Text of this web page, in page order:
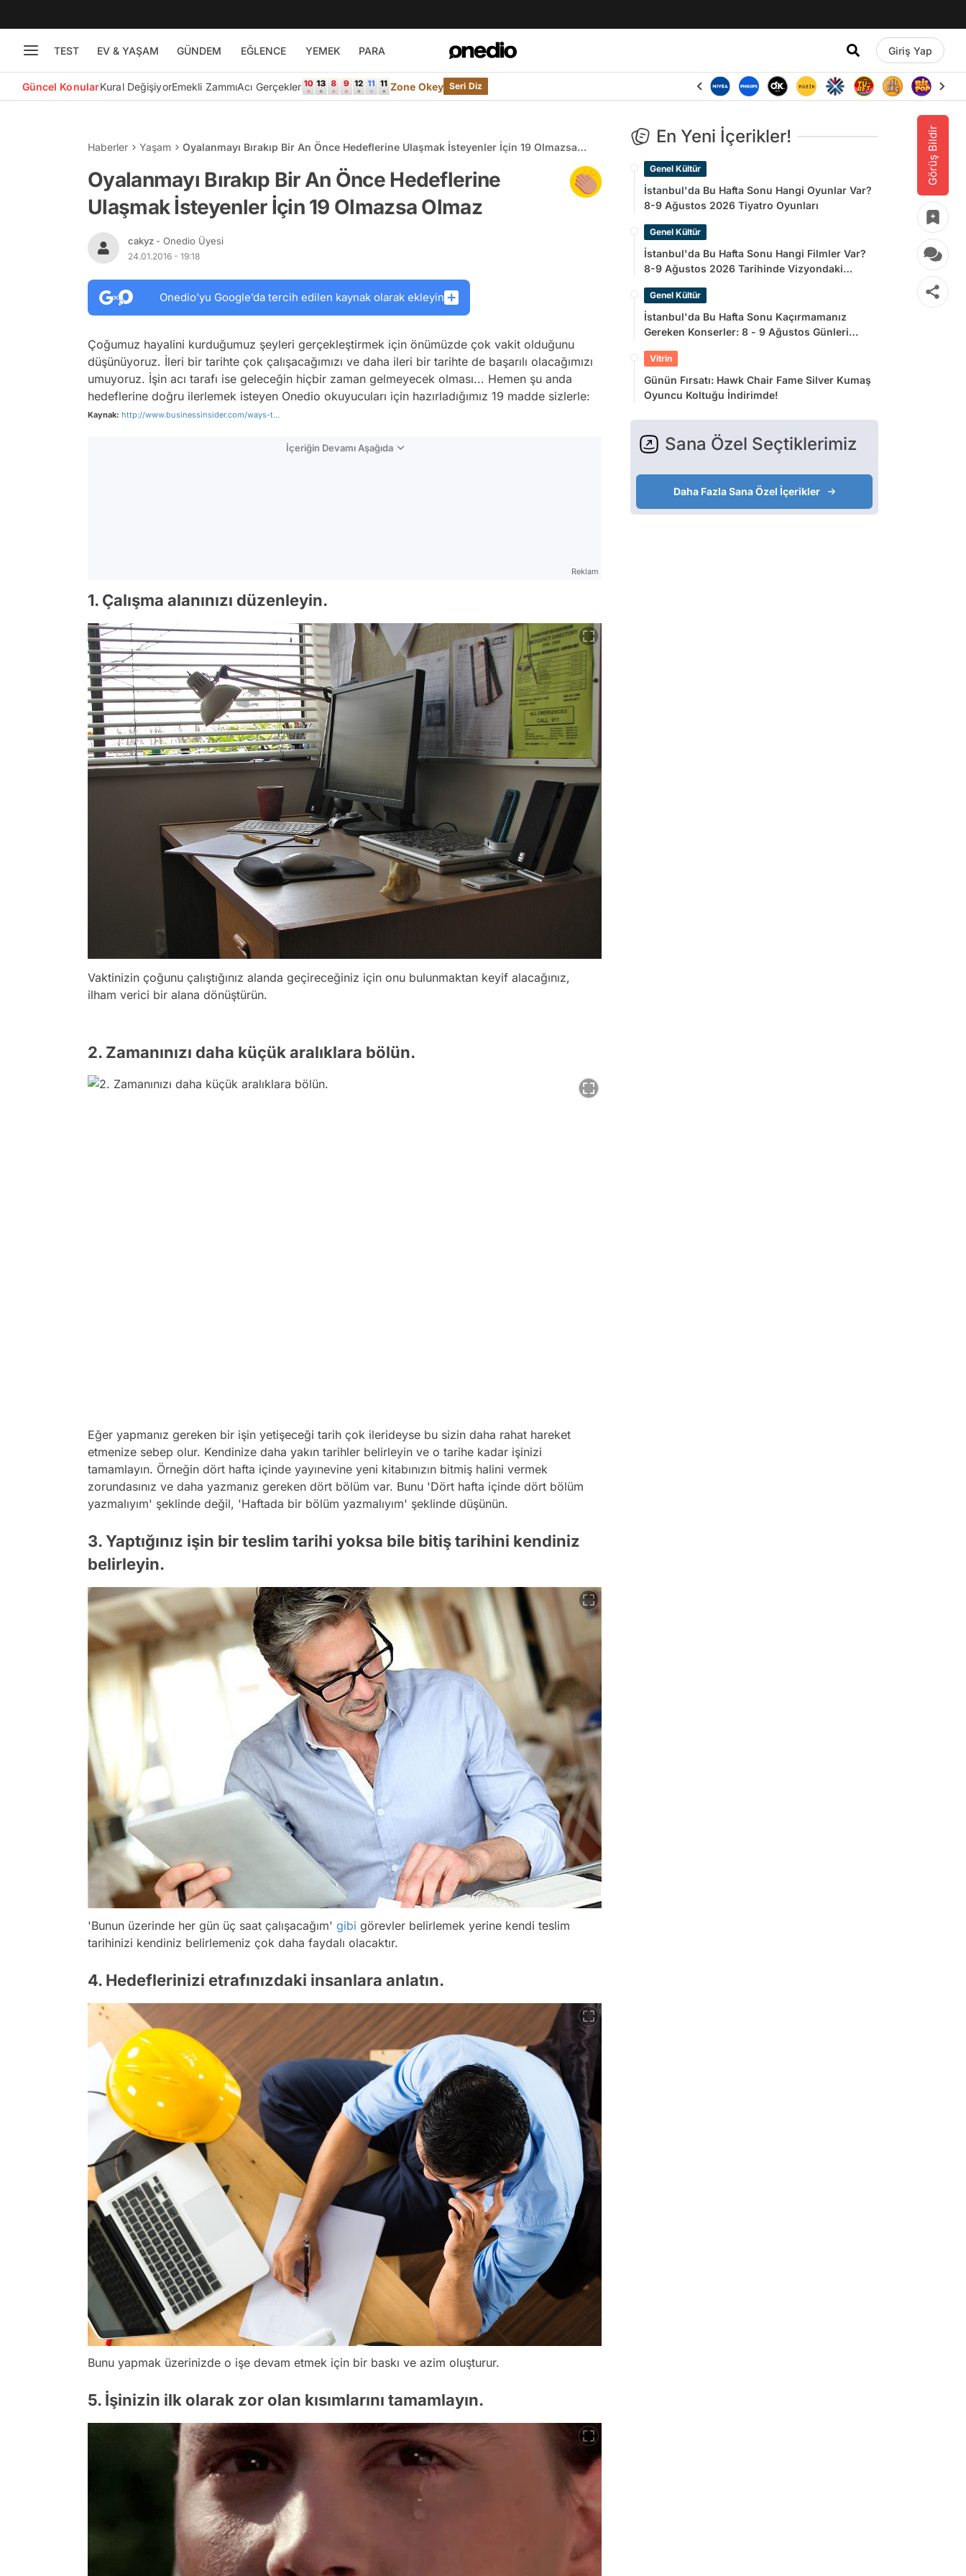
TEST EV & YAŞAM GÜNDEM EĞLENCE YEMEK PARA Giriş Yap
Güncel KonularKural DeğişiyorEmekli ZammıAcı Gerçekler Zone Okey Seri Diz
Görüş Bildir
Haberler Yaşam
Oyalanmayı Bırakıp Bir An Önce Hedeflerine Ulaşmak İsteyenler İçin 19 Olmazsa
Oyalanmayı Bırakıp Bir An Önce Hedeflerine
Ulaşmak İsteyenler İçin 19 Olmazsa Olmaz
cakyz - Onedio Üyesi
24.01.2016 - 19:18
Onedio’yu Google’da tercih edilen kaynak olarak ekleyin
Çoğumuz hayalini kurduğumuz şeyleri gerçekleştirmek için önümüzde çok vakit olduğunu
düşünüyoruz. İleri bir tarihte çok çalışacağımızı ve daha ileri bir tarihte de başarılı olacağımızı
umuyoruz. İşin acı tarafı ise geleceğin hiçbir zaman gelmeyecek olması... Hemen şu anda
hedeflerine doğru ilerlemek isteyen Onedio okuyucuları için hazırladığımız 19 madde sizlerle:
Kaynak: http://www.businessinsider.com/ways-t...
İçeriğin Devamı Aşağıda
Reklam
1. Çalışma alanınızı düzenleyin.
Vaktinizin çoğunu çalıştığınız alanda geçireceğiniz için onu bulunmaktan keyif alacağınız,
ilham verici bir alana dönüştürün.
2. Zamanınızı daha küçük aralıklara bölün.
Eğer yapmanız gereken bir işin yetişeceği tarih çok ilerideyse bu sizin daha rahat hareket
etmenize sebep olur. Kendinize daha yakın tarihler belirleyin ve o tarihe kadar işinizi
tamamlayın. Örneğin dört hafta içinde yayınevine yeni kitabınızın bitmiş halini vermek
zorundasınız ve daha yazmanız gereken dört bölüm var. Bunu 'Dört hafta içinde dört bölüm
yazmalıyım' şeklinde değil, 'Haftada bir bölüm yazmalıyım' şeklinde düşünün.
3. Yaptığınız işin bir teslim tarihi yoksa bile bitiş tarihini kendiniz
belirleyin.
'Bunun üzerinde her gün üç saat çalışacağım' gibi görevler belirlemek yerine kendi teslim
tarihinizi kendiniz belirlemeniz çok daha faydalı olacaktır.
4. Hedeflerinizi etrafınızdaki insanlara anlatın.
Bunu yapmak üzerinizde o işe devam etmek için bir baskı ve azim oluşturur.
5. İşinizin ilk olarak zor olan kısımlarını tamamlayın.
En Yeni İçerikler!
Genel Kültür
İstanbul'da Bu Hafta Sonu Hangi Oyunlar Var?
8-9 Ağustos 2026 Tiyatro Oyunları
Genel Kültür
İstanbul'da Bu Hafta Sonu Hangi Filmler Var?
8-9 Ağustos 2026 Tarihinde Vizyondaki
Genel Kültür
İstanbul'da Bu Hafta Sonu Kaçırmamanız
Gereken Konserler: 8 - 9 Ağustos Günleri
Vitrin
Günün Fırsatı: Hawk Chair Fame Silver Kumaş
Oyuncu Koltuğu İndirimde!
Sana Özel Seçtiklerimiz
Daha Fazla Sana Özel İçerikler